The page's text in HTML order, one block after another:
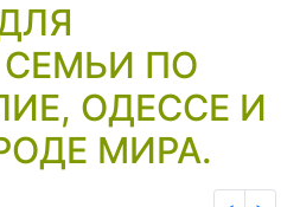
ПО
ОДЕССЕ И
МИРА.